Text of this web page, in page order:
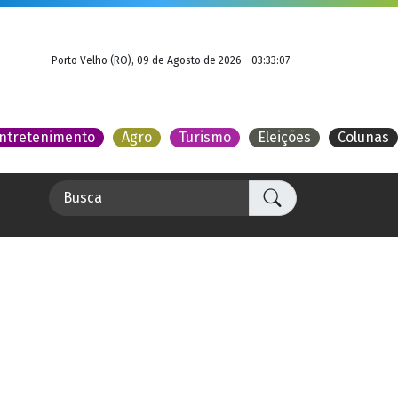
Porto Velho (RO), 09 de Agosto de 2026 - 03:33:07
Agro Turismo Eleições Colunas